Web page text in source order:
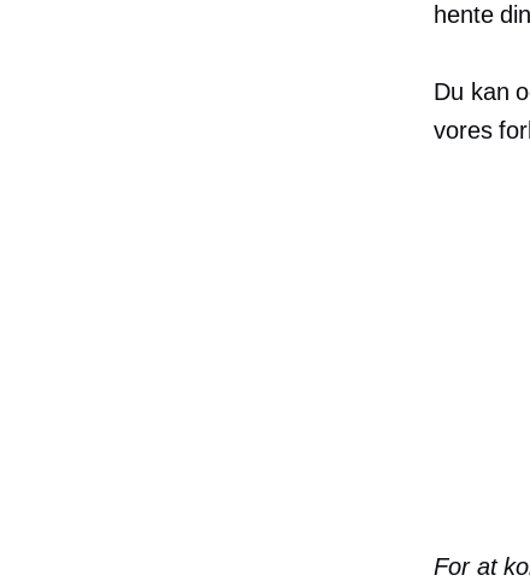
hente
Du kan
​​vores
For at